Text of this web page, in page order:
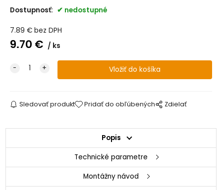
Dostupnosť: nedostupné
7.89 € bez DPH
9.70 € ks
Sledovať produkt Pridať do obľúbených Zdielať
Popis
Technické parametre
Montážny návod